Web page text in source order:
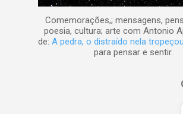
Comemorações,; mensagens,
poesia, cultura; arte com Antonio
de: A pedra, o distraído nela
para pensar e sentir.